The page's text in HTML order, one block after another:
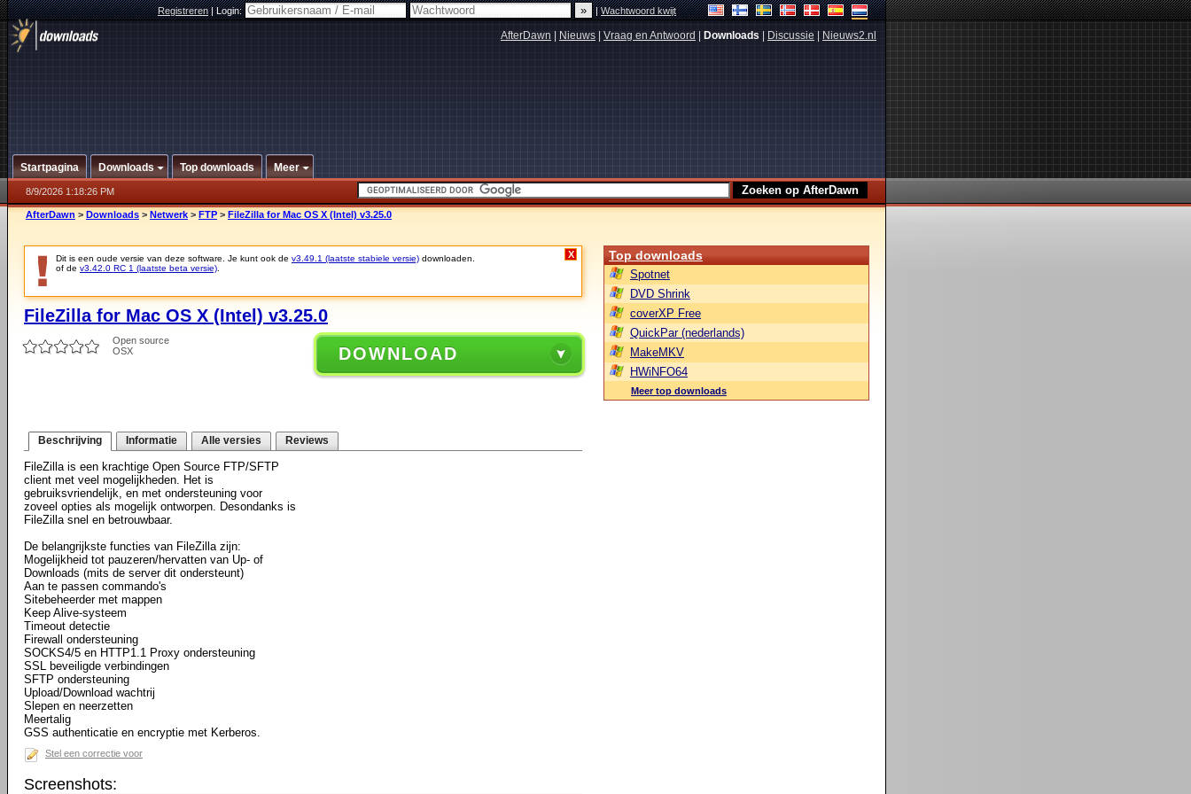
Registreren|Login: |Wachtwoord kwijt
AfterDawn Nieuws Vraag en Antwoord Downloads Discussie Nieuws2.nl
Startpagina Downloads Top downloads Meer
8/9/2026 1:18:26 PM
AfterDawn > Downloads > Netwerk > FTP > FileZilla for Mac OS X (Intel) v3.25.0
Dit is een oude versie van deze software. Je kunt ook de v3.49.1 (laatste stabiele versie) downloaden.
of de v3.42.0 RC 1 (laatste beta versie)
X
FileZilla for Mac OS X (Intel) v3.25.0
Open source
OSX
DOWNLOAD
Beschrijving Informatie Alle versies Reviews
FileZilla is een krachtige Open Source FTP/SFTP
client met veel mogelijkheden. Het is
gebruiksvriendelijk, en met ondersteuning voor
zoveel opties als mogelijk ontworpen. Desondanks is
FileZilla snel en betrouwbaar.
De belangrijkste functies van FileZilla zijn:
Mogelijkheid tot pauzeren/hervatten van Up- of
Downloads (mits de server dit ondersteunt)
Aan te passen commando's
Sitebeheerder met mappen
Keep Alive-systeem
Timeout detectie
Firewall ondersteuning
SOCKS4/5 en HTTP1.1 Proxy ondersteuning
SSL beveiligde verbindingen
SFTP ondersteuning
Upload/Download wachtrij
Slepen en neerzetten
Meertalig
GSS authenticatie en encryptie met Kerberos.
Stel een correctie voor
Screenshots:
Top downloads
Spotnet
DVD Shrink
coverXP Free
QuickPar (nederlands)
MakeMKV
HWiNFO64
Meer top downloads